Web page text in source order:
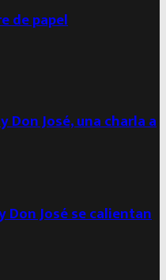
de papel
Don José, una charla a
Don José se calientan